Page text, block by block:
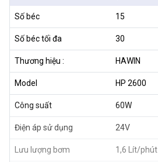
Số béc 15
Số béc tối đa 30
Thương hiệu : HAWIN
Model HP 2600
Công suất 60W
Điện áp sử dụng 24V
Lưu lượng bơm 1,6 Lít/phút